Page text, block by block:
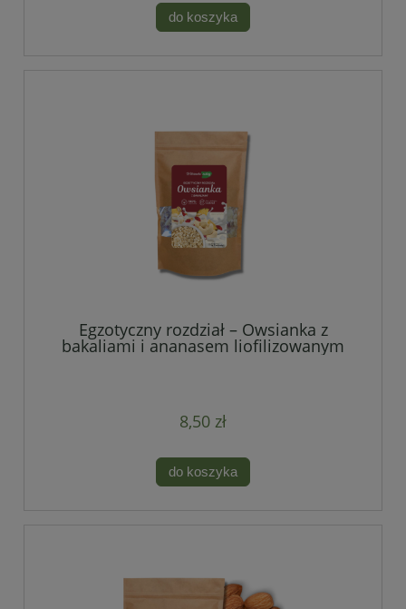
do koszyka
Egzotyczny rozdział – Owsianka z
bakaliami i ananasem liofilizowanym
8,50 zł
do koszyka